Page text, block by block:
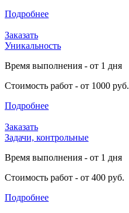
Подробнее
Заказать
Уникальность
Время выполнения - от 1 дня
Стоимость работ - от 1000 руб.
Подробнее
Заказать
Задачи, контрольные
Время выполнения - от 1 дня
Стоимость работ - от 400 руб.
Подробнее